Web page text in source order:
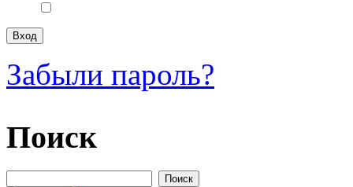
Забыли пароль?
Поиск